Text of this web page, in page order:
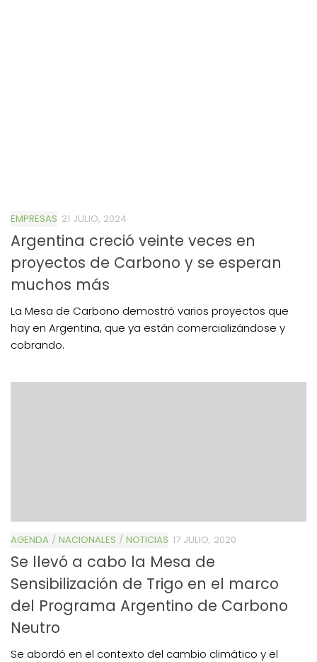
EMPRESAS 21 JULIO, 2024
Argentina creció veinte veces en
proyectos de Carbono y se esperan
muchos más
La Mesa de Carbono demostró varios proyectos que
hay en Argentina, que ya están comercializándose y
cobrando.
AGENDA / NACIONALES / NOTICIAS 17 JULIO, 2020
Se llevó a cabo la Mesa de
Sensibilización de Trigo en el marco
del Programa Argentino de Carbono
Neutro
Se abordó en el contexto del cambio climático y el